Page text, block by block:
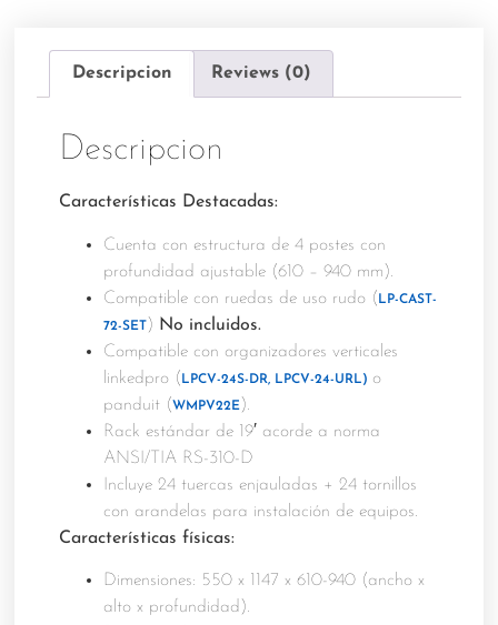
Descripcion Reviews (0)
Descripcion
Características Destacadas:
Cuenta con estructura de 4 postes con
profundidad ajustable (610 – 940 mm).
Compatible con ruedas de uso rudo ( LP-CAST-
72-SET ) No incluidos.
Compatible con organizadores verticales
linkedpro ( LPCV-24S-DR, LPCV-24-URL) o
panduit (WMPV22E ).
Rack estándar de 19′ acorde a norma
ANSI/TIA RS-310-D
Incluye 24 tuercas enjauladas + 24 tornillos
con arandelas para instalación de equipos.
Características físicas:
Dimensiones: 550 x 1147 x 610-940 (ancho x
alto x profundidad).